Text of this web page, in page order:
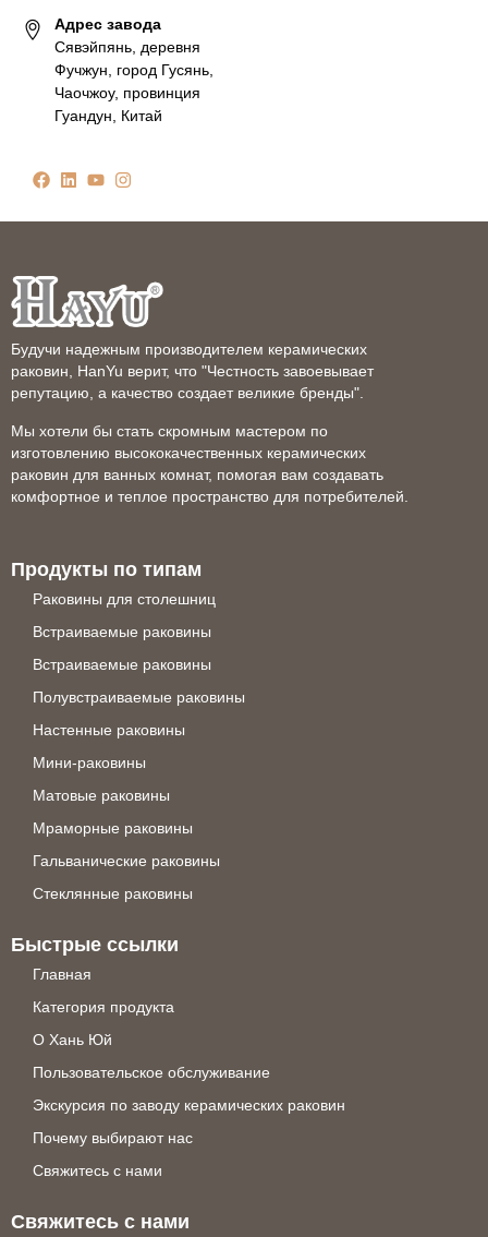
Адрес завода
Сявэйпянь, деревня
Фучжун, город Гусянь,
Чаочжоу, провинция
Гуандун, Китай
Будучи надежным производителем керамических
раковин, HanYu верит, что "Честность завоевывает
репутацию, а качество создает великие бренды".
Мы хотели бы стать скромным мастером по
изготовлению высококачественных керамических
раковин для ванных комнат, помогая вам создавать
комфортное и теплое пространство для потребителей.
Продукты по типам
Раковины для столешниц
Встраиваемые раковины
Встраиваемые раковины
Полувстраиваемые раковины
Настенные раковины
Мини-раковины
Матовые раковины
Мраморные раковины
Гальванические раковины
Стеклянные раковины
Быстрые ссылки
Главная
Категория продукта
О Хань Юй
Пользовательское обслуживание
Экскурсия по заводу керамических раковин
Почему выбирают нас
Свяжитесь с нами
Свяжитесь с нами